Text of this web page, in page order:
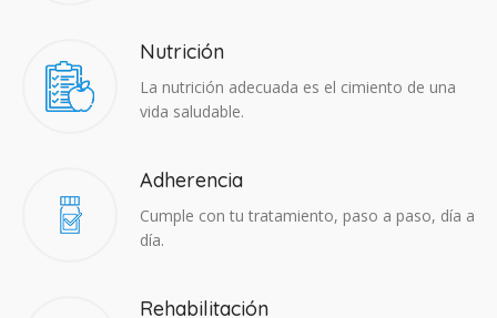
Nutrición
La nutrición adecuada es el cimiento de una
vida saludable.
Adherencia​
Cumple con tu tratamiento, paso a paso, día a
día.
Rehabilitación